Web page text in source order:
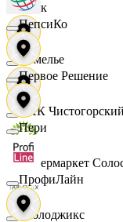
Смак
Сомелье
СПК Чистогорский
Супермаркет
Таблоджикс
ПепсиКо
Первое Решение
Пери
ПрофиЛайн